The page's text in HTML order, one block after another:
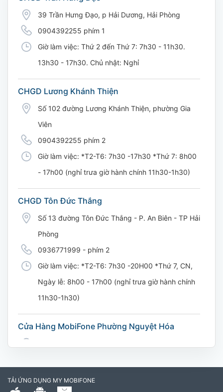
39 Trần Hưng Đạo, p Hải Dương, Hải Phòng
0904392255 phím 1
Giờ làm việc: Thứ 2 đến Thứ 7: 7h30 - 11h30.
13h30 - 17h30. Chủ nhật: Nghỉ
CHGD Lương Khánh Thiện
Số 102 đường Lương Khánh Thiện, phường Gia
Viên
0904392255 phím 2
Giờ làm việc: *T2-T6: 7h30 -17h30 *Thứ 7: 8h00
- 17h00 (nghỉ trưa giờ hành chính 11h30-1h30)
CHGD Tôn Đức Thắng
Số 13 đường Tôn Đức Thắng - P. An Biên - TP Hải
Phòng
0936771999 - phím 2
Giờ làm việc: *T2-T6: 7h30 -20H00 *Thứ 7, CN,
Ngày lễ: 8h00 - 17h00 (nghỉ trưa giờ hành chính
11h30-1h30)
Cửa Hàng MobiFone Phường Nguyệt Hóa
TẢI ỨNG DỤNG MY MOBIFONE